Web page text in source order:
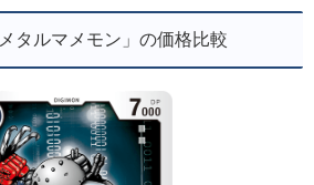
タルマメモン」の価格比較